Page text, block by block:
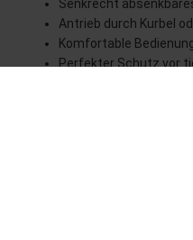
Senkrecht
Antrieb durch Kurbel
Komfortable
Perfekter Schutz vor